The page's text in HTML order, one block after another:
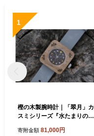
1
樫の木製腕時計｜「翠月」カ
スミシリーズ『水たまりの
寄附金額 81,000円